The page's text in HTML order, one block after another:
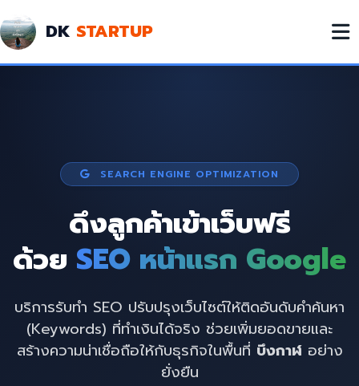
DK STARTUP
SEARCH ENGINE OPTIMIZATION
ดึงลูกค้าเข้าเว็บฟรี
ด้วย SEO หน้าแรก Google
บริการรับทำ SEO ปรับปรุงเว็บไซต์ให้ติดอันดับคำค้นหา
(Keywords) ที่ทำเงินได้จริง ช่วยเพิ่มยอดขายและ
สร้างความน่าเชื่อถือให้กับธุรกิจในพื้นที่ บึงกาฬอย่าง
ยั่งยืน